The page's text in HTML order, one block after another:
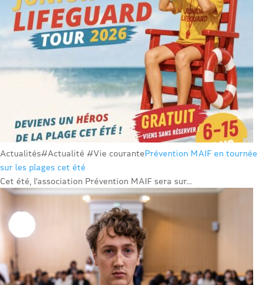
Actualités#Actualité #Vie courantePrévention MAIF en tournée
sur les plages cet été
Cet été, l’association Prévention MAIF sera sur...